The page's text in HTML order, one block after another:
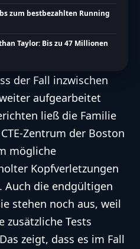
zum bestbezahlten Running
Taylor: Bis zu 47 Millionen
der Fall inzwischen
aufgearbeitet
ließ die Familie
Zentrum der Boston
mögliche
Kopfverletzungen
Auch die endgültigen
stehen noch aus, weil
zusätzliche Tests
zeigt, dass es im Fall